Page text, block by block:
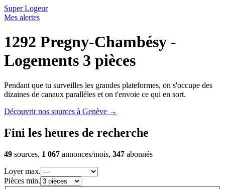
Super Logeur
Mes alertes
1292 Pregny-Chambésy -
Logements 3 pièces
Pendant que tu surveilles les grandes plateformes, on s'occupe des
dizaines de canaux parallèles et on t'envoie ce qui en sort.
Découvrir nos sources à Genève →
Fini les heures de recherche
49 sources, 1 067 annonces/mois, 347 abonnés
Loyer max.
Pièces min.